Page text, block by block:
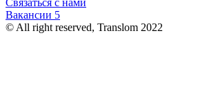
Вакансии 5
© All right reserved, Translom 2022